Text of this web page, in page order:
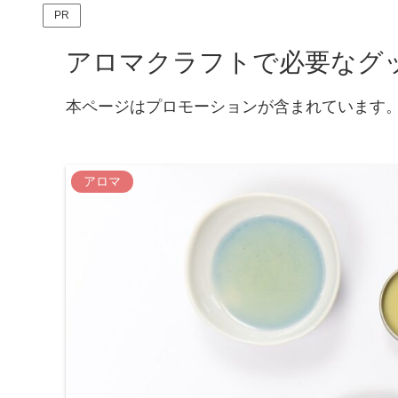
PR
アロマクラフトで必要なグ
本ページはプロモーションが含まれています
アロマ